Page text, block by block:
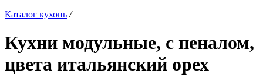
Каталог кухонь /
Кухни модульные, с пеналом,
цвета итальянский орех